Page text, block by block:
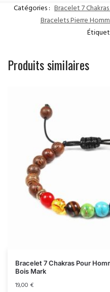
Catégories : Bracelet 7
Bracelets Pierre
Produits similaires
Bracelet 7 Chakras Pour
Bois Mark
19,00 €